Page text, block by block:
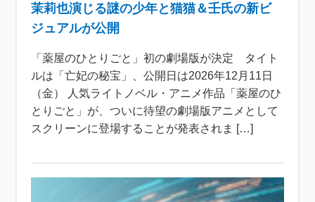
茉莉也演じる謎の少年と猫猫＆壬氏の新ビ
ジュアルが公開
「薬屋のひとりごと」初の劇場版が決定 タイト
ルは「亡妃の秘宝」、公開日は2026年12月11日
（金） 人気ライトノベル・アニメ作品「薬屋のひ
とりごと」が、ついに待望の劇場版アニメとして
スクリーンに登場することが発表されま […]